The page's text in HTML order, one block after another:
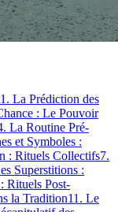
1. La Prédiction des
: Le Pouvoir
La Routine Pré-
et Symboles :
: Rituels Collectifs7.
Superstitions :
Rituels Post-
la Tradition11. Le